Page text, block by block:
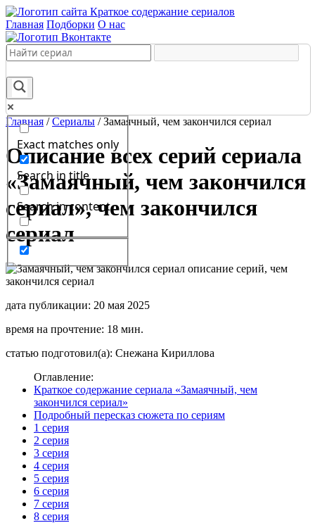
Краткое содержание сериалов
Главная Подборки О нас
Exact matches only
Search in title
Search in content
Главная /Сериалы /Замаячный, чем закончился сериал
Описание всех серий сериала
«Замаячный, чем закончился
сериал», чем закончился
сериал
дата публикации: 20 мая 2025
время на прочтение: 18 мин.
статью подготовил(а): Снежана Кириллова
Оглавление:
Краткое содержание сериала «Замаячный, чем
закончился сериал»
Подробный пересказ сюжета по сериям
1 серия
2 серия
3 серия
4 серия
5 серия
6 серия
7 серия
8 серия